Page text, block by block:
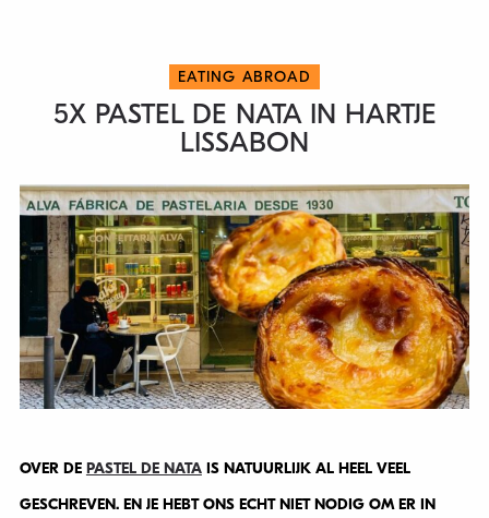
EATING ABROAD
5X PASTEL DE NATA IN HARTJE
LISSABON
OVER DE PASTEL DE NATAIS NATUURLIJK AL HEEL VEEL
GESCHREVEN. EN JE HEBT ONS ECHT NIET NODIG OM ER IN